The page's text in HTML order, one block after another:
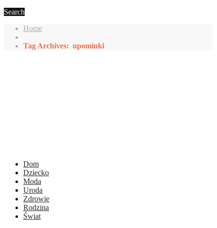
Search
Home
Tag Archives: upominki
Dom
Dziecko
Moda
Uroda
Zdrowie
Rodzina
Świat